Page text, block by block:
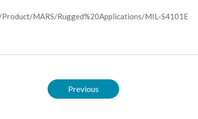
MARS/Rugged%20Applications/MIL-S4101E
Previous